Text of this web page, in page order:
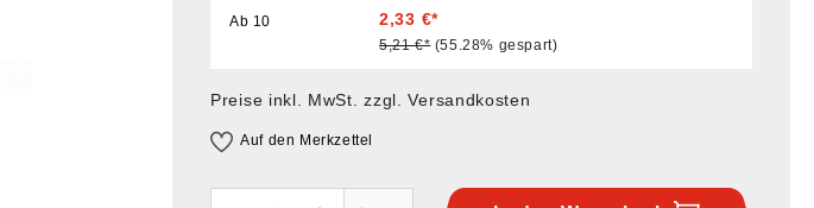
Ab 10 2,33 €*
5,21 €* (55.28% gespart)
Preise inkl. MwSt. zzgl. Versandkosten
Auf den Merkzettel